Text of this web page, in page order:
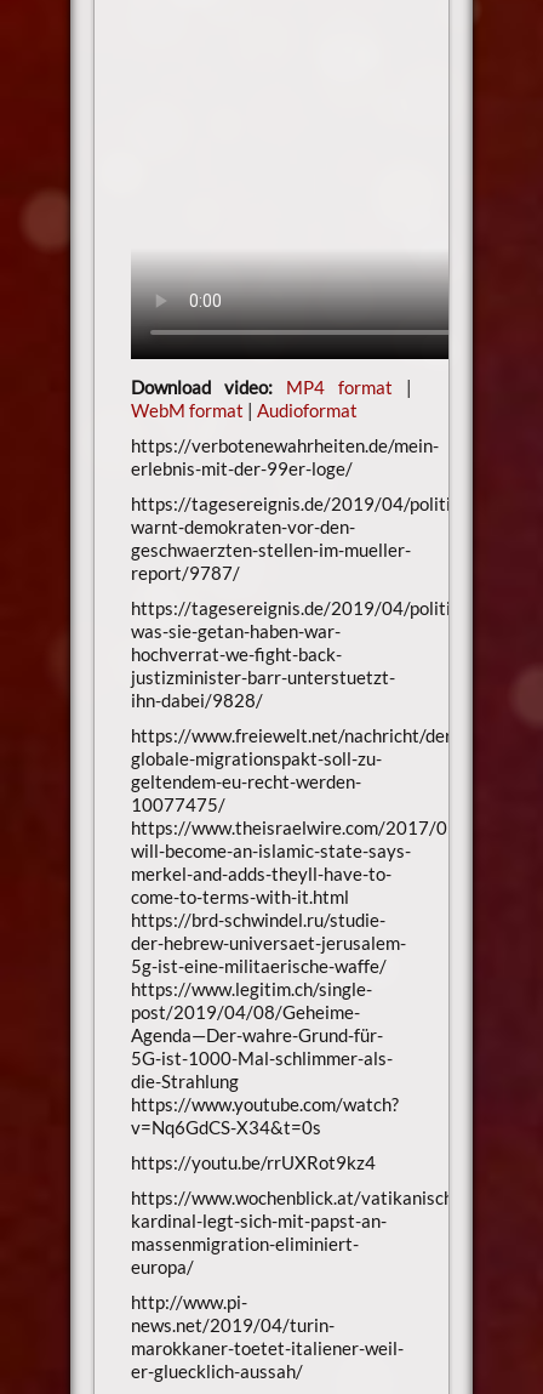
Download video: MP4 format |
WebM format | Audioformat
https://verbotenewahrheiten.de/mein-
erlebnis-mit-der-99er-loge/
https://tagesereignis.de/2019/04/politik/
warnt-demokraten-vor-den-
geschwaerzten-stellen-im-mueller-
report/9787/
https://tagesereignis.de/2019/04/politik/trump-
was-sie-getan-haben-war-
hochverrat-we-fight-back-
justizminister-barr-unterstuetzt-
ihn-dabei/9828/
https://www.freiewelt.net/nachricht/der-
globale-migrationspakt-soll-zu-
geltendem-eu-recht-werden-
10077475/
https://www.theisraelwire.com/2017/05/07/
will-become-an-islamic-state-says-
merkel-and-adds-theyll-have-to-
come-to-terms-with-it.html
https://brd-schwindel.ru/studie-
der-hebrew-universaet-jerusalem-
5g-ist-eine-militaerische-waffe/
https://www.legitim.ch/single-
post/2019/04/08/Geheime-
Agenda—Der-wahre-Grund-für-
5G-ist-1000-Mal-schlimmer-als-
die-Strahlung
https://www.youtube.com/watch?
v=Nq6GdCS-X34&t=0s
https://youtu.be/rrUXRot9kz4
https://www.wochenblick.at/vatikanischer-
kardinal-legt-sich-mit-papst-an-
massenmigration-eliminiert-
europa/
http://www.pi-
news.net/2019/04/turin-
marokkaner-toetet-italiener-weil-
er-gluecklich-aussah/